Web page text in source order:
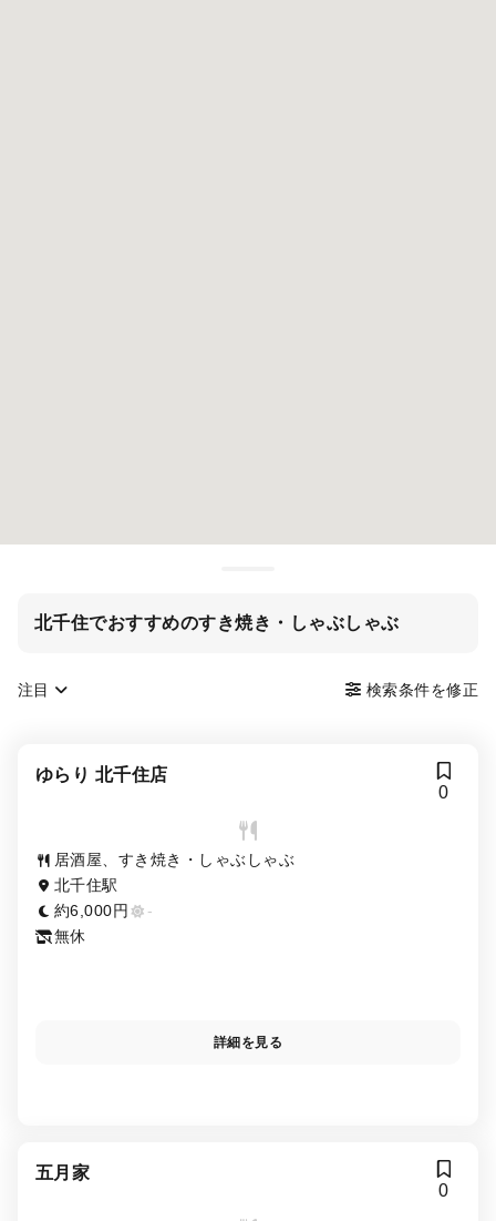
北千住でおすすめのすき焼き・しゃぶしゃぶ
注目 検索条件を修正
ゆらり 北千住店
0
居酒屋、すき焼き・しゃぶしゃぶ
北千住駅
約6,000円
-
無休
詳細を見る
五月家
0